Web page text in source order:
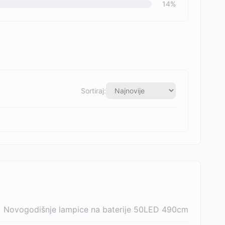
14%
Sortiraj:
Novogodišnje lampice na baterije 50LED 490cm